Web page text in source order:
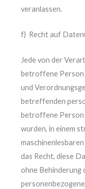
veranlassen.
f) Recht auf
Jede von der
betroffene Person
und
betreffenden
betroffene
wurden, in einem
das Recht, diese
ohne Behinderung